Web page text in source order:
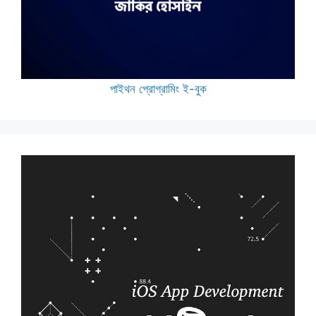
পাইথন প্রোগ্রামিং ই-বুক